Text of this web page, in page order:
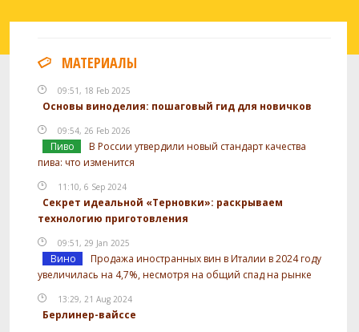
МАТЕРИАЛЫ
09:51, 18 Feb 2025
Основы виноделия: пошаговый гид для новичков
09:54, 26 Feb 2026
Пиво
В России утвердили новый стандарт качества
пива: что изменится
11:10, 6 Sep 2024
Секрет идеальной «Терновки»: раскрываем
технологию приготовления
09:51, 29 Jan 2025
Вино
Продажа иностранных вин в Италии в 2024 году
увеличилась на 4,7%, несмотря на общий спад на рынке
13:29, 21 Aug 2024
Берлинер-вайссе